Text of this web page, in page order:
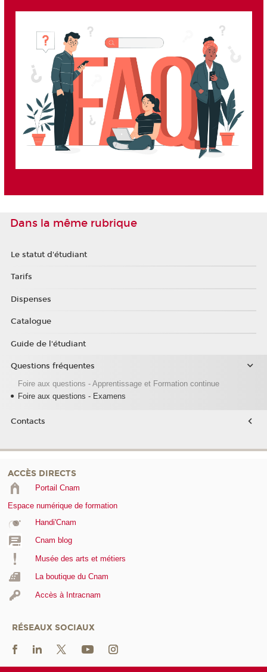
Dans la même rubrique
Le statut d'étudiant
Tarifs
Dispenses
Catalogue
Guide de l'étudiant
Questions fréquentes
Foire aux questions - Apprentissage et Formation continue
Foire aux questions - Examens
Contacts
ACCÈS DIRECTS
Portail Cnam
Espace numérique de formation
Handi'Cnam
Cnam blog
Musée des arts et métiers
La boutique du Cnam
Accès à Intracnam
RÉSEAUX SOCIAUX